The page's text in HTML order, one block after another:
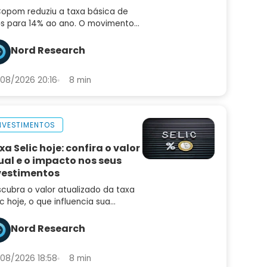
reduziu a taxa básica de
para 14% ao ano. O movimento
sinais importantes sobre os
passos
Nord Research
2026 20:16 8 min
Selic hoje: confira o valor
e o impacto nos seus
o valor atualizado da taxa
hoje, o que influencia sua
empréstimos e a
brasileira
Nord Research
2026 18:58 8 min